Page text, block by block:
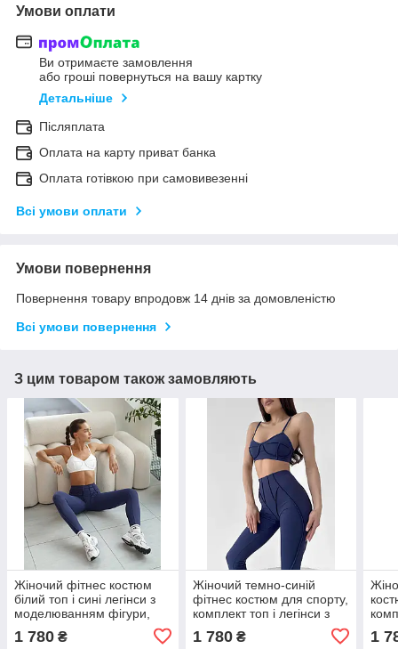
Умови оплати
Ви отримаєте замовлення
або гроші повернуться на вашу картку
Детальніше
Післяплата
Оплата на карту приват банка
Оплата готівкою при самовивезенні
Всі умови оплати
Умови повернення
Повернення товару впродовж 14 днів за домовленістю
Всі умови повернення
З цим товаром також замовляють
Жіночий фітнес костюм
білий топ і сині легінси з
моделюванням фігури,
1 780 ₴
Жіночий темно-синій
фітнес костюм для спорту,
комплект топ і легінси з
1 780₴ 1